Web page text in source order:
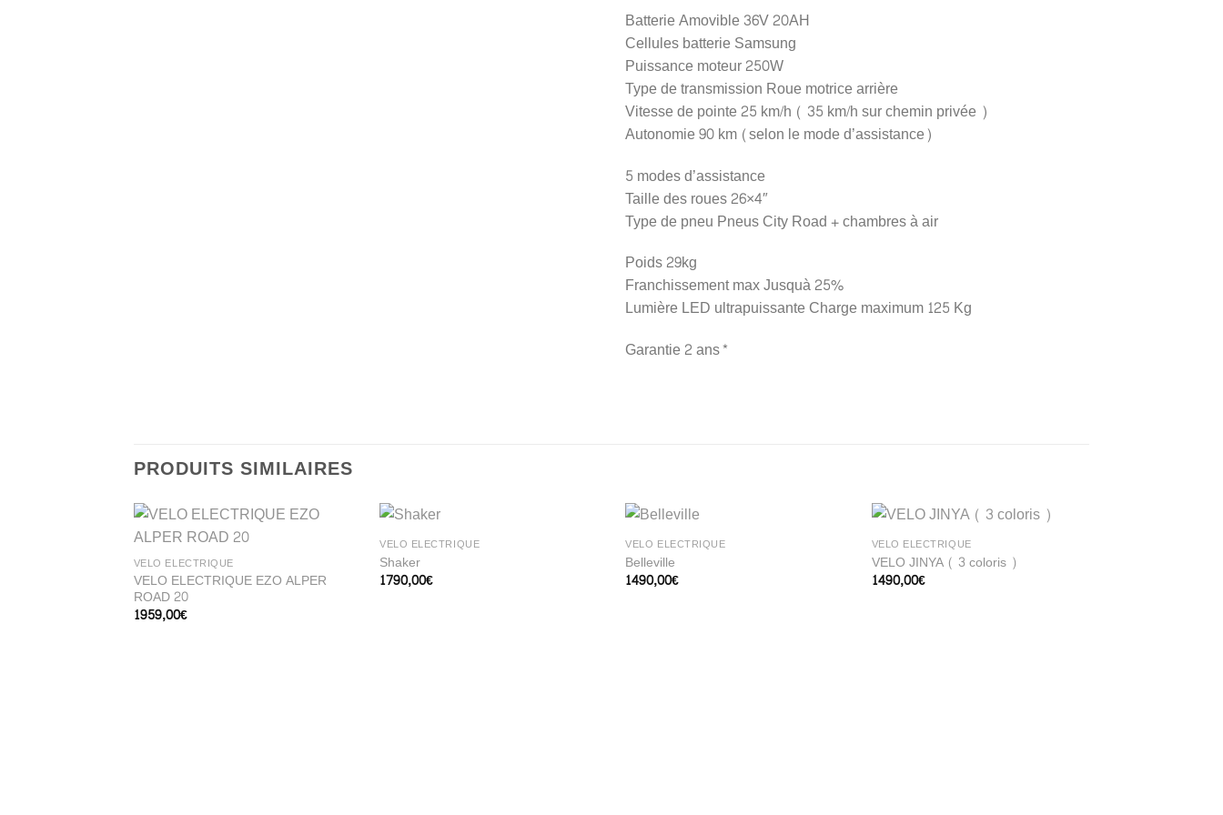
Batterie Amovible 36V 20AH
Cellules batterie Samsung
Puissance moteur 250W
Type de transmission Roue motrice arrière
Vitesse de pointe 25 km/h ( 35 km/h sur chemin privée )
Autonomie 90 km (selon le mode d’assistance)
5 modes d’assistance
Taille des roues 26×4″
Type de pneu Pneus City Road + chambres à air
Poids 29kg
Franchissement max Jusquà 25%
Lumière LED ultrapuissante Charge maximum 125 Kg
Garantie 2 ans*
PRODUITS SIMILAIRES
VÉLO ELECTRIQUE
VELO ELECTRIQUE EZO ALPER
ROAD 20
1959,00€
VÉLO ELECTRIQUE
Shaker
1790,00€
VÉLO ELECTRIQUE
Belleville
1490,00€
VÉLO ELECTRIQUE
VELO JINYA ( 3 coloris )
1490,00€